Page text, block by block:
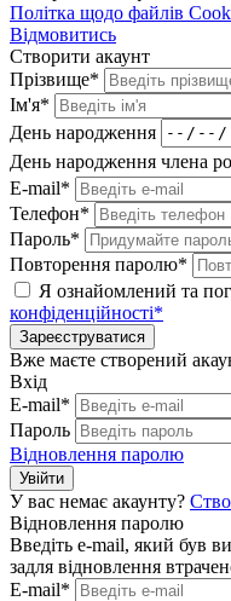
Політка щодо файлів
Відмовитись
Створити акаунт
Прізвище*
Ім'я*
День народження
День народження члена
E-mail*
Телефон*
Пароль*
Повторення паролю*
Я ознайомлений та
конфіденційності*
Зареєструватися
Вже маєте створений
Вхід
E-mail*
Пароль
Відновлення паролю
Увійти
У вас немає акаунту?
Відновлення паролю
Введіть e-mail, який був
задля відновлення
E-mail*